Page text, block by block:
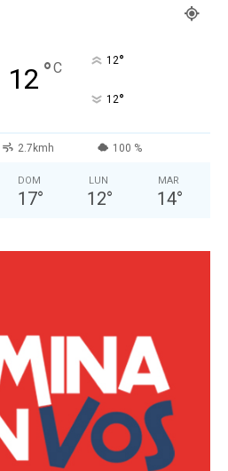
12 °C 12°
12°
2.7kmh 100 %
DOM
17°
LUN
12°
MAR
14°